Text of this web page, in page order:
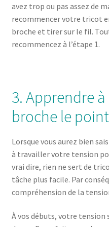
avez trop ou pas assez de
recommencer votre tricot
broche et tirer sur le fil.
recommencez à l’étape 1.
3. Apprendre
broche le
Lorsque vous aurez bien
à travailler votre tension
vrai dire, rien ne sert de
tâche plus facile. Par
compréhension de la
À vos débuts, votre